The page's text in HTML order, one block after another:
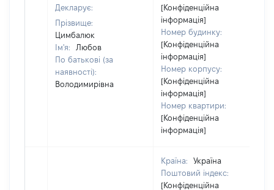
Декларує:
Прізвище:
Цимбалюк
Ім'я:
Любов
По батькові (за
наявності):
Володимирівна
[Конфіденційна
інформація]
Номер будинку:
[Конфіденційна
інформація]
Номер корпусу:
[Конфіденційна
інформація]
Номер квартири:
[Конфіденційна
інформація]
Країна:
Україна
Поштовий індекс:
[Конфіденційна